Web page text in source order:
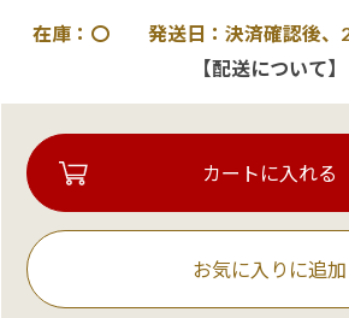
在庫：〇 発送日：決済確認後、2
【配送について】
お気に入りに追加